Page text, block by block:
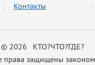
© 2026 КТО?ЧТО?ГДЕ?
права защищены законом
Контакты